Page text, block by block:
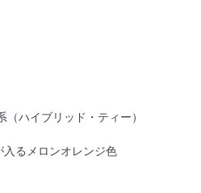
ハイブリッド・ティー）
るメロンオレンジ色